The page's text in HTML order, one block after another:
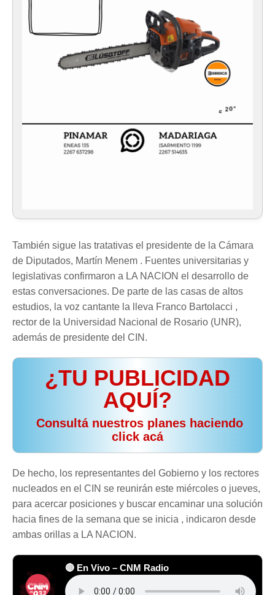
También sigue las tratativas el presidente de la Cámara
de Diputados, Martín Menem . Fuentes universitarias y
legislativas confirmaron a LA NACION el desarrollo de
estas conversaciones. De parte de las casas de altos
estudios, la voz cantante la lleva Franco Bartolacci ,
rector de la Universidad Nacional de Rosario (UNR),
además de presidente del CIN.
¿TU PUBLICIDAD
AQUÍ?
️ Consultá nuestros planes haciendo
click acá
De hecho, los representantes del Gobierno y los rectores
nucleados en el CIN se reunirán este miércoles o jueves,
para acercar posiciones y buscar encaminar una solución
hacia fines de la semana que se inicia , indicaron desde
ambas orillas a LA NACION.
🔴 En Vivo – CNM Radio